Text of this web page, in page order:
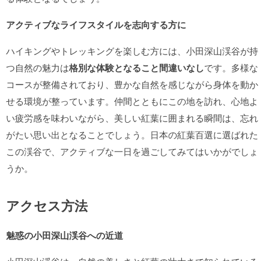
アクティブなライフスタイルを志向する方に
ハイキングやトレッキングを楽しむ方には、小田深山渓谷が持
つ自然の魅力は格別な体験となること間違いなしです。多様な
コースが整備されており、豊かな自然を感じながら身体を動か
せる環境が整っています。仲間とともにこの地を訪れ、心地よ
い疲労感を味わいながら、美しい紅葉に囲まれる瞬間は、忘れ
がたい思い出となることでしょう。日本の紅葉百選に選ばれた
この渓谷で、アクティブな一日を過ごしてみてはいかがでしょ
うか。
アクセス方法
魅惑の小田深山渓谷への近道